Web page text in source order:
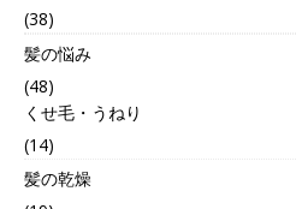
(38)
髪の悩み
(48)
くせ毛・うねり
(14)
髪の乾燥